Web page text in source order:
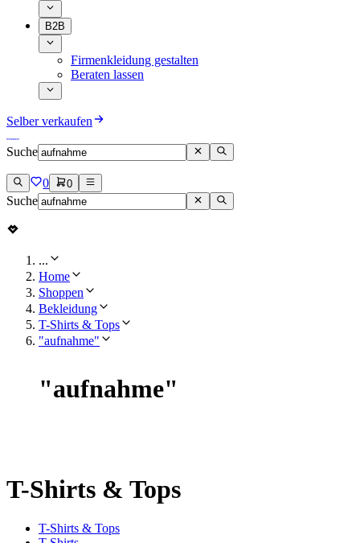
B2B
Firmenkleidung gestalten
Beraten lassen
Selber verkaufen
Suche
0 0
Suche
...
Home
Shoppen
Bekleidung
T-Shirts & Tops
"aufnahme"
"aufnahme"
T-Shirts & Tops
T-Shirts & Tops